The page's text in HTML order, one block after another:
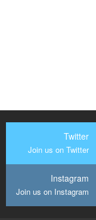
Twitter
Join us on Twitter
Instagram
Join us on Instagram